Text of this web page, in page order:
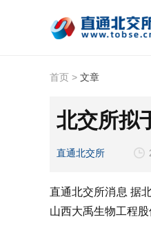
首页 > 文章
北交所拟
直通北交所
直通北交所消息 据
山西大禹生物工程股